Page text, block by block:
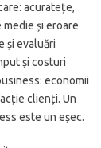
acuratețe,
și eroare
și evaluări
și costuri
economii
clienți. Un
este un eșec.